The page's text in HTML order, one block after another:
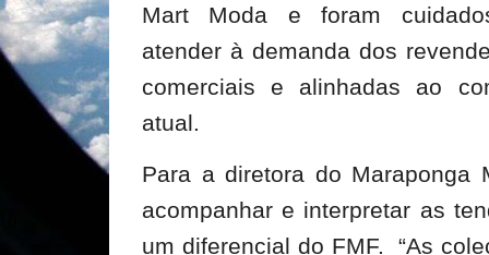
Mart Moda e foram
atender à demanda dos
comerciais e alinhadas ao
atual.
Para a diretora do Maraponga
acompanhar e interpretar as
um diferencial do FMF. “As